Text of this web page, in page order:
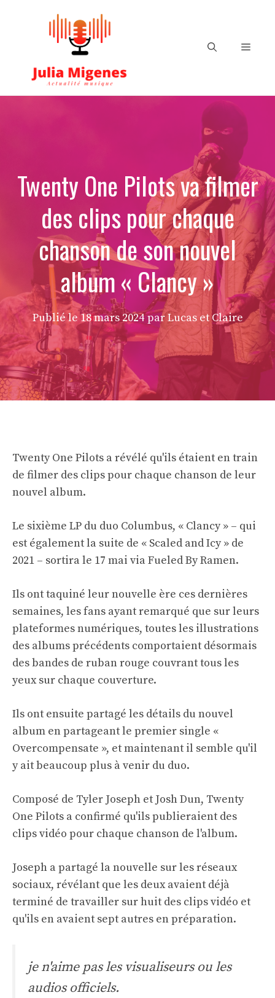
Menu
Twenty One Pilots va filmer
des clips pour chaque
chanson de son nouvel
album « Clancy »
Publié le18 mars 2024 par Lucas et Claire
Twenty One Pilots a révélé qu'ils étaient en train
de filmer des clips pour chaque chanson de leur
nouvel album.
Le sixième LP du duo Columbus, « Clancy » – qui
est également la suite de « Scaled and Icy » de
2021 – sortira le 17 mai via Fueled By Ramen.
Ils ont taquiné leur nouvelle ère ces dernières
semaines, les fans ayant remarqué que sur leurs
plateformes numériques, toutes les illustrations
des albums précédents comportaient désormais
des bandes de ruban rouge couvrant tous les
yeux sur chaque couverture.
Ils ont ensuite partagé les détails du nouvel
album en partageant le premier single «
Overcompensate », et maintenant il semble qu'il
y ait beaucoup plus à venir du duo.
Composé de Tyler Joseph et Josh Dun, Twenty
One Pilots a confirmé qu'ils publieraient des
clips vidéo pour chaque chanson de l'album.
Joseph a partagé la nouvelle sur les réseaux
sociaux, révélant que les deux avaient déjà
terminé de travailler sur huit des clips vidéo et
qu'ils en avaient sept autres en préparation.
je n'aime pas les visualiseurs ou les
audios officiels.